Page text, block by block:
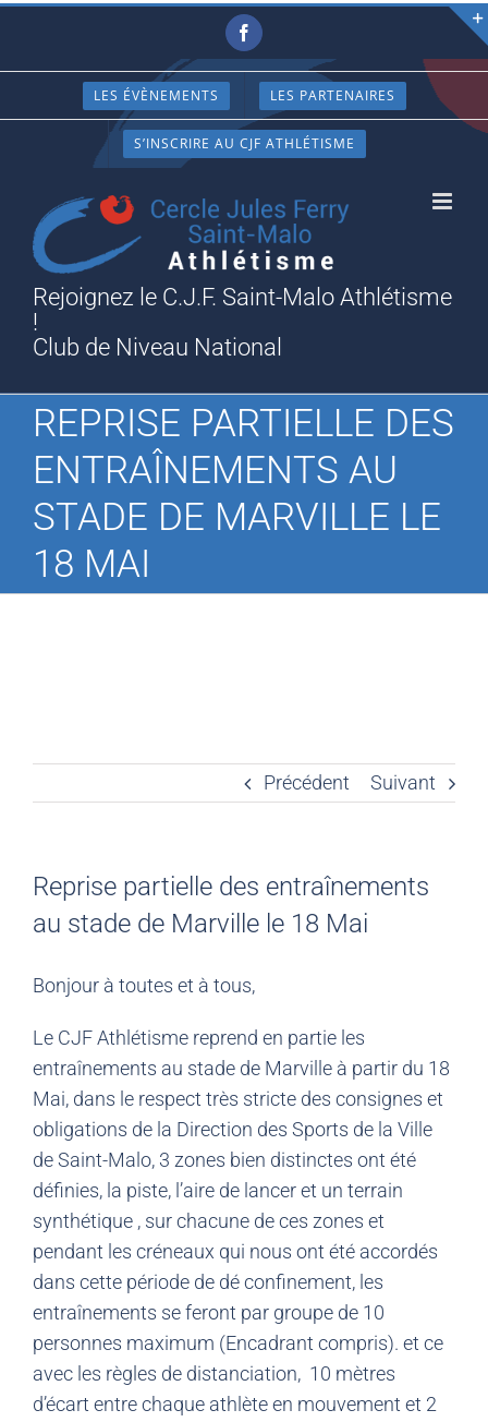
Passer
contenu
Facebook
LES ÉVÈNEMENTS LES PARTENAIRES
S’INSCRIRE AU CJF ATHLÉTISME
Rejoignez le C.J.F. Saint-Malo Athlétisme
!
Club de Niveau National
REPRISE PARTIELLE DES
ENTRAÎNEMENTS AU
STADE DE MARVILLE LE
18 MAI
Précédent Suivant
Reprise partielle des entraînements
au stade de Marville le 18 Mai
Bonjour à toutes et à tous,
Le CJF Athlétisme reprend en partie les
entraînements au stade de Marville à partir du 18
Mai, dans le respect très stricte des consignes et
obligations de la Direction des Sports de la Ville
de Saint-Malo, 3 zones bien distinctes ont été
définies, la piste, l’aire de lancer et un terrain
synthétique , sur chacune de ces zones et
pendant les créneaux qui nous ont été accordés
dans cette période de dé confinement, les
entraînements se feront par groupe de 10
personnes maximum (Encadrant compris). et ce
avec les règles de distanciation, 10 mètres
d’écart entre chaque athlète en mouvement et 2